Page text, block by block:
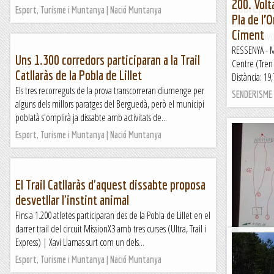
Dimarts 5
1.280
de...
Esqui
Esport, Turisme i Muntanya | Nació Muntanya
200.
Pla de
Ciment
RESSENYA
Centre
Distància:
Uns 1.300 corredors participaran a la Trail
Catllaràs de la Pobla de Lillet
Els tres recorreguts de la prova transcorreran diumenge per
alguns dels millors paratges del Berguedà, però el municipi
poblatà s'omplirà ja dissabte amb activitats de...
Esport, Turisme i Muntanya | Nació Muntanya
Sector que
El Trail Catllaràs d'aquest dissabte proposa
desvetllar l'instint animal
Fins a 1.200 atletes participaran des de la Pobla de Lillet en el
darrer trail del circuit MissionX3 amb tres curses (Ultra, Trail i
Express) | Xavi Llamas surt com un dels...
Esport, Turisme i Muntanya | Nació Muntanya